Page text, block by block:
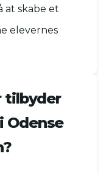
at skabe et
elevernes
tilbyder
Odense